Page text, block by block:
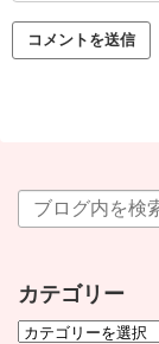
カテゴリー